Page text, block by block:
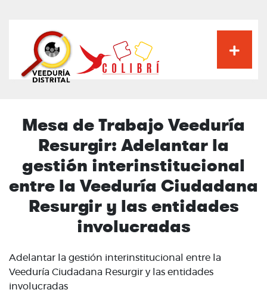
principal
Mesa de Trabajo Veeduría
Resurgir: Adelantar la
gestión interinstitucional
entre la Veeduría Ciudadana
Resurgir y las entidades
involucradas
Adelantar la gestión interinstitucional entre la
Veeduría Ciudadana Resurgir y las entidades
involucradas